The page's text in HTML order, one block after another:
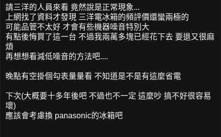
請三洋的人員來看 竟然說是正常現象...
上網找了資料才發現 三洋電冰箱的頻評價還蠻兩極的
可能品管不太好 才會有些機器噪音特別大
有點後悔買了這一台 不過我兩萬多塊已經花下去 要退又很麻
煩
再想想看減低噪音的方法吧....
晚點有空掛個勾表量量看 不知道是不是有這麼省電
下次(大概要十多年後吧 不過也不一定 這麼吵 搞不好很容易
壞)
應該會考慮換 panasonic的冰箱吧